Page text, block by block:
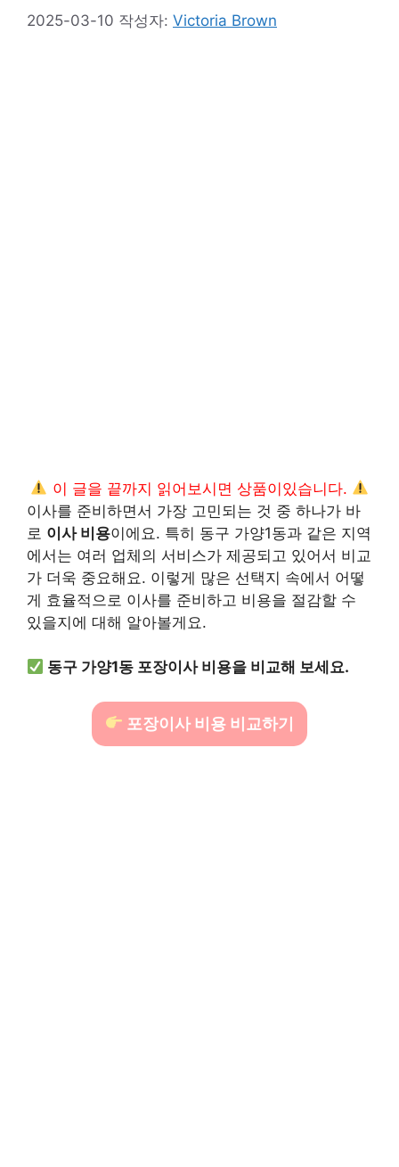
2025-03-10 작성자: Victoria Brown
이 글을 끝까지 읽어보시면 상품이있습니다.
이사를 준비하면서 가장 고민되는 것 중 하나가 바
로 이사 비용이에요. 특히 동구 가양1동과 같은 지역
에서는 여러 업체의 서비스가 제공되고 있어서 비교
가 더욱 중요해요. 이렇게 많은 선택지 속에서 어떻
게 효율적으로 이사를 준비하고 비용을 절감할 수
있을지에 대해 알아볼게요.
동구 가양1동 포장이사 비용을 비교해 보세요.
포장이사 비용 비교하기